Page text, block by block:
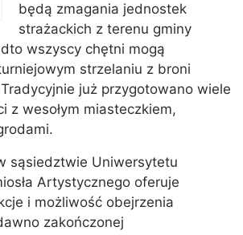
będą zmagania jednostek
strażackich z terenu gminy
wszyscy chętni mogą
strzelaniu z broni
już przygotowano wiele
z wesołym miasteczkiem,
sąsiedztwie Uniwersytetu
Artystycznego oferuje
i możliwość obejrzenia
zakończonej